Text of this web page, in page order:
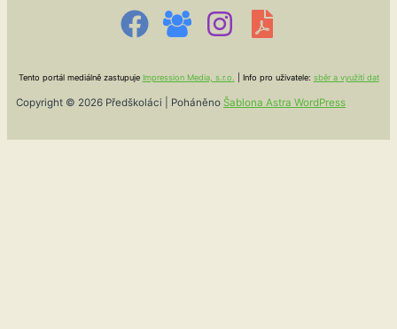
Tento portál mediálně zastupuje Impression Media, s.r.o. | Info pro uživatele: sběr a využití dat
Copyright © 2026 Předškoláci | Poháněno Šablona Astra WordPress